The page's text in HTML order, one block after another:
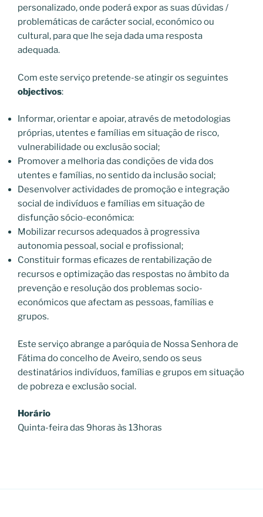
personalizado, onde poderá expor as suas dúvidas /
problemáticas de carácter social, económico ou
cultural, para que lhe seja dada uma resposta
adequada.
Com este serviço pretende-se atingir os seguintes
objectivos:
Informar, orientar e apoiar, através de metodologias
próprias, utentes e famílias em situação de risco,
vulnerabilidade ou exclusão social;
Promover a melhoria das condições de vida dos
utentes e famílias, no sentido da inclusão social;
Desenvolver actividades de promoção e integração
social de indivíduos e famílias em situação de
disfunção sócio-económica:
Mobilizar recursos adequados à progressiva
autonomia pessoal, social e profissional;
Constituir formas eficazes de rentabilização de
recursos e optimização das respostas no âmbito da
prevenção e resolução dos problemas socio-
económicos que afectam as pessoas, famílias e
grupos.
Este serviço abrange a paróquia de Nossa Senhora de
Fátima do concelho de Aveiro, sendo os seus
destinatários indivíduos, famílias e grupos em situação
de pobreza e exclusão social.
Horário
Quinta-feira das 9horas às 13horas